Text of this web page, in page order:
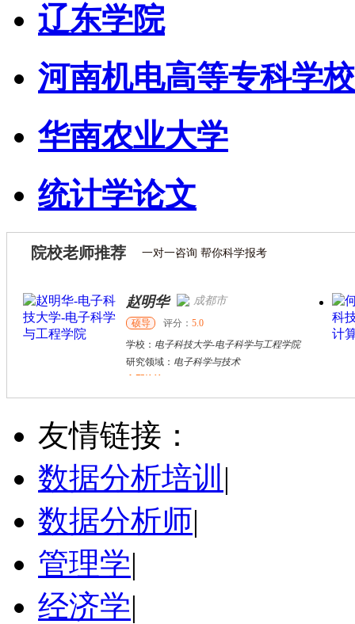
辽东学院
河南机电高等专科学校
华南农业大学
统计学论文
院校老师推荐 一对一咨询 帮你科学报考
赵明华 成都市
硕导 评分： 5.0
学校： 电子科技大学-电子科学与工程学院
研究领域： 电子科学与技术
立即咨询
陈** 成都市
硕导
学校：电子科技大学
立即咨询
友情链接：
数据分析培训 |
数据分析师|
管理学|
经济学|